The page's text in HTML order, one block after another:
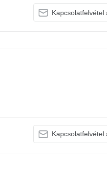
Kapcsolatfelvétel
Kapcsolatfelvétel